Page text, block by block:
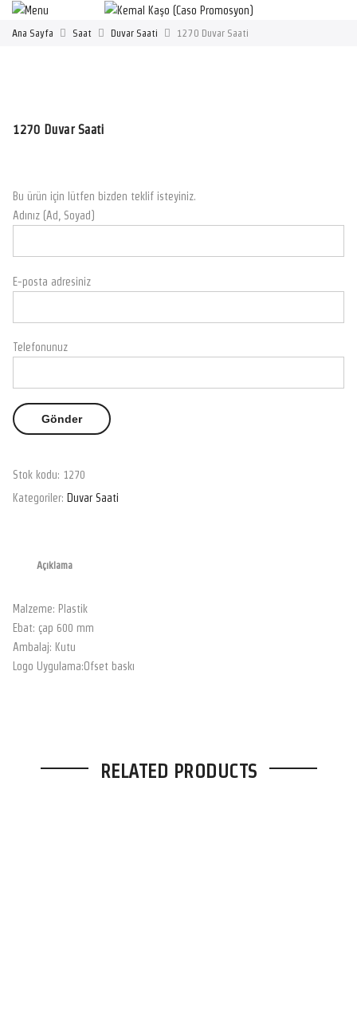
Ana Sayfa Saat Duvar Saati 1270 Duvar Saati
1270 Duvar Saati
Bu ürün için lütfen bizden teklif isteyiniz.
Adınız (Ad, Soyad)
E-posta adresiniz
Telefonunuz
Stok kodu: 1270
Kategoriler: Duvar Saati
Açıklama
Malzeme: Plastik
Ebat: çap 600 mm
Ambalaj: Kutu
Logo Uygulama:Ofset baskı
RELATED PRODUCTS